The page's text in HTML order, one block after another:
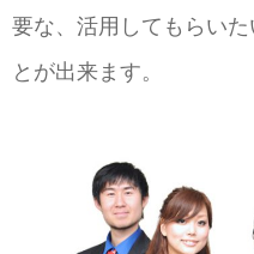
要な、活用してもらい
とが出来ます。